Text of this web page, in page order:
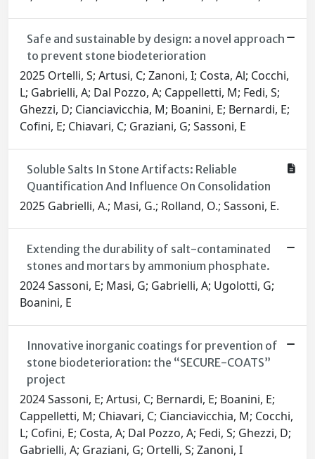
Safe and sustainable by design: a novel approach
to prevent stone biodeterioration
2025 Ortelli, S; Artusi, C; Zanoni, I; Costa, Al; Cocchi,
L; Gabrielli, A; Dal Pozzo, A; Cappelletti, M; Fedi, S;
Ghezzi, D; Cianciavicchia, M; Boanini, E; Bernardi, E;
Cofini, E; Chiavari, C; Graziani, G; Sassoni, E
Soluble Salts In Stone Artifacts: Reliable
Quantification And Influence On Consolidation
2025 Gabrielli, A.; Masi, G.; Rolland, O.; Sassoni, E.
Extending the durability of salt-contaminated
stones and mortars by ammonium phosphate.
2024 Sassoni, E; Masi, G; Gabrielli, A; Ugolotti, G;
Boanini, E
Innovative inorganic coatings for prevention of
stone biodeterioration: the “SECURE-COATS”
project
2024 Sassoni, E; Artusi, C; Bernardi, E; Boanini, E;
Cappelletti, M; Chiavari, C; Cianciavicchia, M; Cocchi,
L; Cofini, E; Costa, A; Dal Pozzo, A; Fedi, S; Ghezzi, D;
Gabrielli, A; Graziani, G; Ortelli, S; Zanoni, I